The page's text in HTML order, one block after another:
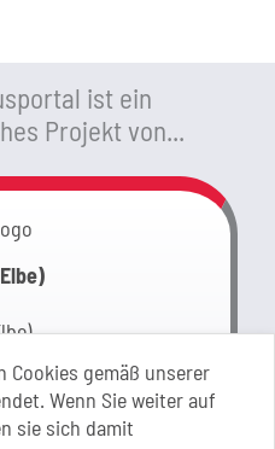
Cookies gemäß unserer
Wenn Sie weiter auf
sie sich damit
ist ein
Projekt von...